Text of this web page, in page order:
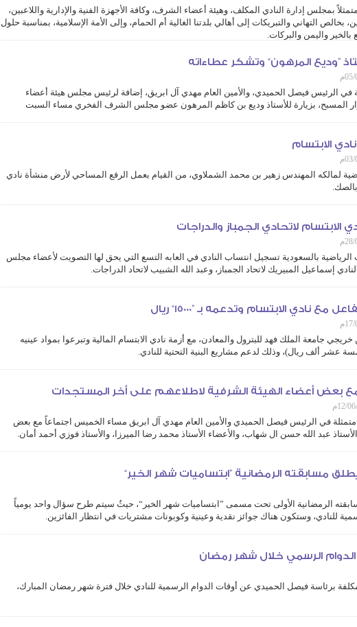
بمجلس إدارة النادي المكلف، وهيئة أعضاء الشرف، وكافة الأجهزة الفنية والإدارية واللاعبين،
بخالص التهاني والتبريكات إلى أهالي بلدتنا الغالية أم الحمام، وإلى الأمة الإسلامية، بمناسبة حلول
واليمن والبركات.
”وديع المرهون“ وتشكر عطاءاته
في الرئيس فيصل الحميدي، والأمين العام مهدي آل ابريق، إضافة لرئيس مجلس هيئة أعضاء
المسبح، بزيارة للأستاذ وديع بن كاظم المرهون عضو مجلس الشرف الفخري مساء السبت
على ...الابتسام
لمالكه المهندس زهير بن محمد الشملاوي، من القيام بعمل الرفع المساحي لأرض منشأة نادي
بالصك.
لاتحادي الجمباز والدراجات
الرياضية بالسعودية تسجيل انتساب النادي في العابه التسع التي يحق لها التصويت لأعضاء مجلس
إسماعيل المبيريك لاتحاد الجمباز، وعبد الله الشبيب لاتحاد الدراجات.
نادي الابتسام وتدعمه بـ ”15000“ ريال
جامعة الملك فهد للبترول والمعادن، مع أزمة نادي الابتسام المالية وتبرعوا بمواد عينيه
مع بعض أعضاء الهيئة الشرفية لاطلاعهم على أخر المستجدات
متمثلة في الرئيس فيصل الحميدي والأمين العام مهدي آل ابريق مساء الخميس اجتماعاً مع بعض
عبد الله حسن ال شهاب، والأعضاء الأستاذ محمد رضا الميرزا، والأستاذ فوزي أحمد أمان.
يطلق مسابقته الرمضانية ”ابتساميات شهر الخير“
الرمضانية الأولى تحت مسمى ”ابتساميات شهر الخير“، حيثُ سيتم طرح سؤال واحد يومياً
للنادي، وستكون هناك جوائز نقدية وعينية وكوبونات مشتريات في انتظار الفائزين.
الدوام الرسمي خلال شهر رمضان
برئاسة فيصل الحميدي عن أوقات الدوام الرسمية للنادي خلال فترة شهر رمضان المبارك،